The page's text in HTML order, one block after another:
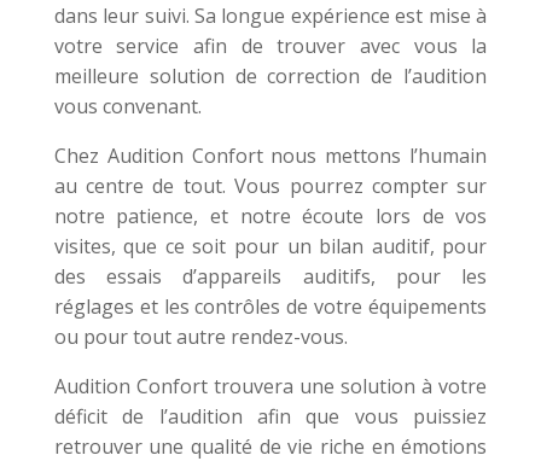
dans leur suivi. Sa longue expérience est mise à
votre service afin de trouver avec vous la
meilleure solution de correction de l’audition
vous convenant.
Chez Audition Confort nous mettons l’humain
au centre de tout. Vous pourrez compter sur
notre patience, et notre écoute lors de vos
visites, que ce soit pour un bilan auditif, pour
des essais d’appareils auditifs, pour les
réglages et les contrôles de votre équipements
ou pour tout autre rendez-vous.
Audition Confort trouvera une solution à votre
déficit de l’audition afin que vous puissiez
retrouver une qualité de vie riche en émotions